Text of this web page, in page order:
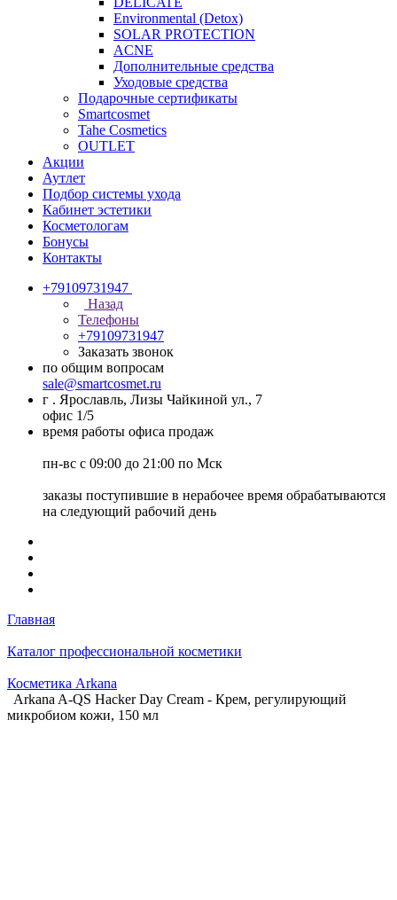
Environmental (Detox)
SOLAR PROTECTION
АCNE
Дополнительные средства
Уходовые средства
Подарочные сертификаты
Smartcosmet
Tahe Cosmetics
OUTLET
Акции
Аутлет
Подбор системы ухода
Кабинет эстетики
Косметологам
Бонусы
Контакты
+79109731947
Назад
Телефоны
+79109731947
Заказать звонок
по общим вопросам
sale@smartcosmet.ru
г . Ярославль, Лизы Чайкиной ул., 7
офис 1/5
время работы офиса продаж
пн-вс с 09:00 до 21:00 по Мск
заказы поступившие в нерабочее время обрабатываются
на следующий рабочий день
Главная
Каталог профессиональной косметики
Косметика Arkana
Arkana A-QS Hacker Day Cream - Крем, регулирующий
микробиом кожи, 150 мл